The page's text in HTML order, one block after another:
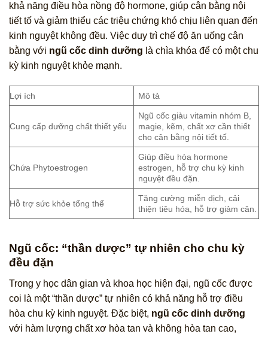
khả năng điều hòa nồng độ hormone, giúp cân bằng nội
tiết tố và giảm thiểu các triệu chứng khó chịu liên quan đến
kinh nguyệt không đều. Việc duy trì chế độ ăn uống cân
bằng với ngũ cốc dinh dưỡng là chìa khóa để có một chu
kỳ kinh nguyệt khỏe mạnh.
Lợi ích Mô tả
Cung cấp dưỡng chất thiết yếu
Ngũ cốc giàu vitamin nhóm B,
magie, kẽm, chất xơ cần thiết
cho cân bằng nội tiết tố.
Chứa Phytoestrogen
Giúp điều hòa hormone
estrogen, hỗ trợ chu kỳ kinh
nguyệt đều đặn.
Hỗ trợ sức khỏe tổng thể
Tăng cường miễn dịch, cải
thiện tiêu hóa, hỗ trợ giảm cân.
Ngũ cốc: “thần dược” tự nhiên cho chu kỳ
đều đặn
Trong y học dân gian và khoa học hiện đại, ngũ cốc được
coi là một “thần dược” tự nhiên có khả năng hỗ trợ điều
hòa chu kỳ kinh nguyệt. Đặc biệt, ngũ cốc dinh dưỡng
với hàm lượng chất xơ hòa tan và không hòa tan cao,